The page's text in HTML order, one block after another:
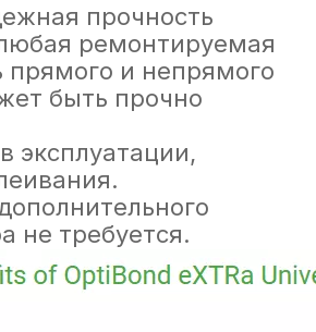
прочность
ремонтируемая
прямого и непрямого
быть прочно
эксплуатации,
не требуется.